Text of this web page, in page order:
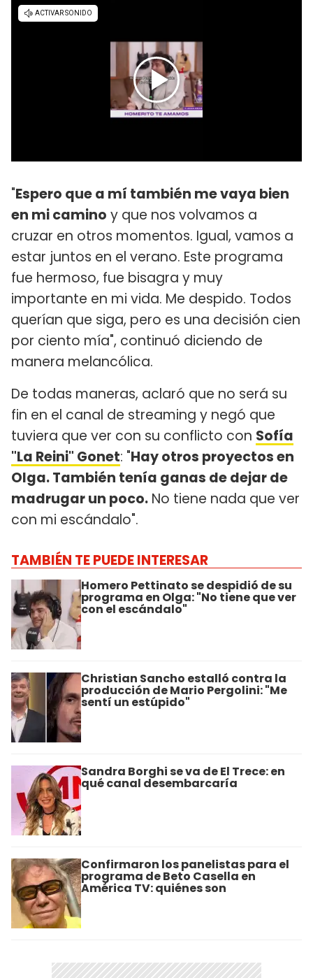
"Espero que a mí también me vaya bien
en mi camino y que nos volvamos a
cruzar en otros momentos. Igual, vamos a
estar juntos en el verano. Este programa
fue hermoso, fue bisagra y muy
importante en mi vida. Me despido. Todos
querían que siga, pero es una decisión cien
por ciento mía", continuó diciendo de
manera melancólica.
De todas maneras, aclaró que no será su
fin en el canal de streaming y negó que
tuviera que ver con su conflicto con Sofía
"La Reini" Gonet: "Hay otros proyectos en
Olga. También tenía ganas de dejar de
madrugar un poco. No tiene nada que ver
con mi escándalo".
TAMBIÉN TE PUEDE INTERESAR
Homero Pettinato se despidió de su
programa en Olga: "No tiene que ver
con el escándalo"
Christian Sancho estalló contra la
producción de Mario Pergolini: "Me
sentí un estúpido"
Sandra Borghi se va de El Trece: en
qué canal desembarcaría
Confirmaron los panelistas para el
programa de Beto Casella en
América TV: quiénes son